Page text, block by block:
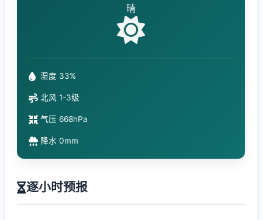
晴
湿度 33%
北风 1-3级
气压 668hPa
降水 0mm
逐小时预报